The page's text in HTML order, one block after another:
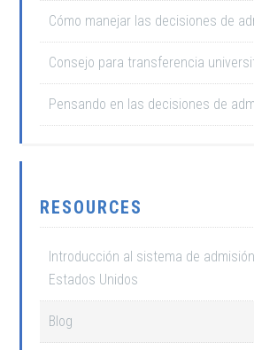
Cómo manejar las decisiones de
Consejo para transferencia
Pensando en las decisiones de
RESOURCES
Introducción al sistema de
Estados Unidos
Blog